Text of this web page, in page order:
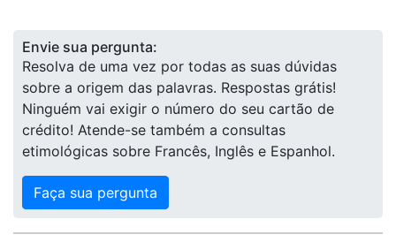
Envie sua pergunta:
Resolva de uma vez por todas as suas dúvidas
sobre a origem das palavras. Respostas grátis!
Ninguém vai exigir o número do seu cartão de
crédito! Atende-se também a consultas
etimológicas sobre Francês, Inglês e Espanhol.
Faça sua pergunta